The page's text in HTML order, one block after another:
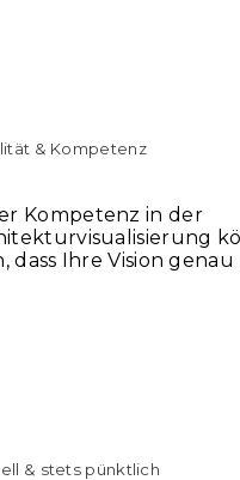
& Kompetenz
Kompetenz in der
dass Ihre Vision
& stets pünktlich